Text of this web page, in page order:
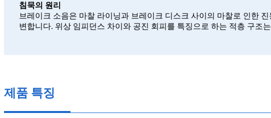
침묵의 원리
브레이크 소음은 마찰 라이닝과 브레이크 디스크 사이의 마찰로 인한
변합니다. 위상 임피던스 차이와 공진 회피를 특징으로 하는 적층 구조
제품 특징